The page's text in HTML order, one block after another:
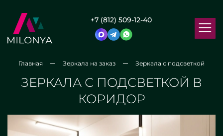
+7 (812) 509-12-40
Главная Зеркала на заказ Зеркала с подсветкой
ЗЕРКАЛА С ПОДСВЕТКОЙ В
КОРИДОР